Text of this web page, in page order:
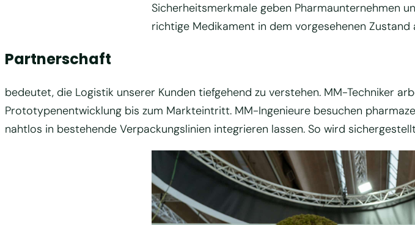
Sicherheitsmerkmale geben Pharmaunternehmen
richtige Medikament in dem vorgesehenen Zustand
Partnerschaft
bedeutet, die Logistik unserer Kunden tiefgehend zu verstehen. MM-Techniker
Prototypenentwicklung bis zum Markteintritt. MM-Ingenieure besuchen
nahtlos in bestehende Verpackungslinien integrieren lassen. So wird